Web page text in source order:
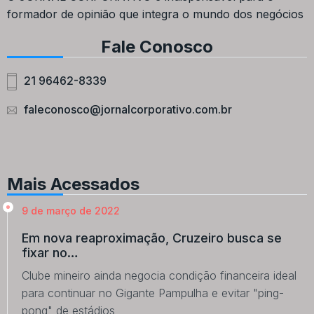
formador de opinião que integra o mundo dos negócios
Fale Conosco
21 96462-8339
faleconosco@jornalcorporativo.com.br
Mais Acessados
9 de março de 2022
Em nova reaproximação, Cruzeiro busca se
fixar no…
Clube mineiro ainda negocia condição financeira ideal
para continuar no Gigante Pampulha e evitar "ping-
pong" de estádios